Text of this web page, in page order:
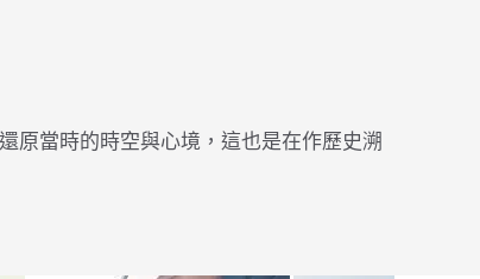
原當時的時空與心境，這也是在作歷史溯